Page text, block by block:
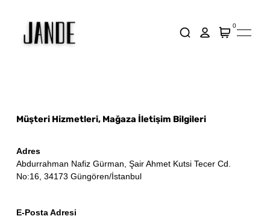
0
Müşteri Hizmetleri, Mağaza İletişim Bilgileri
Adres
Abdurrahman Nafiz Gürman, Şair Ahmet Kutsi Tecer Cd.
No:16, 34173 Güngören/İstanbul
E-Posta Adresi